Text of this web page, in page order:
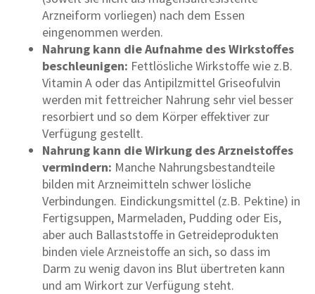
Arzneiform vorliegen) nach dem Essen
eingenommen werden.
Nahrung kann die Aufnahme des Wirkstoffes
beschleunigen: Fettlösliche Wirkstoffe wie z.B.
Vitamin A oder das Antipilzmittel Griseofulvin
werden mit fettreicher Nahrung sehr viel besser
resorbiert und so dem Körper effektiver zur
Verfügung gestellt.
Nahrung kann die Wirkung des Arzneistoffes
vermindern: Manche Nahrungsbestandteile
bilden mit Arzneimitteln schwer lösliche
Verbindungen. Eindickungsmittel (z.B. Pektine) in
Fertigsuppen, Marmeladen, Pudding oder Eis,
aber auch Ballaststoffe in Getreideprodukten
binden viele Arzneistoffe an sich, so dass im
Darm zu wenig davon ins Blut übertreten kann
und am Wirkort zur Verfügung steht.